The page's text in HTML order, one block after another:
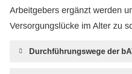
Arbeitgebers ergänzt werden
Versorgungslücke im Alter zu
Durchführungswege der